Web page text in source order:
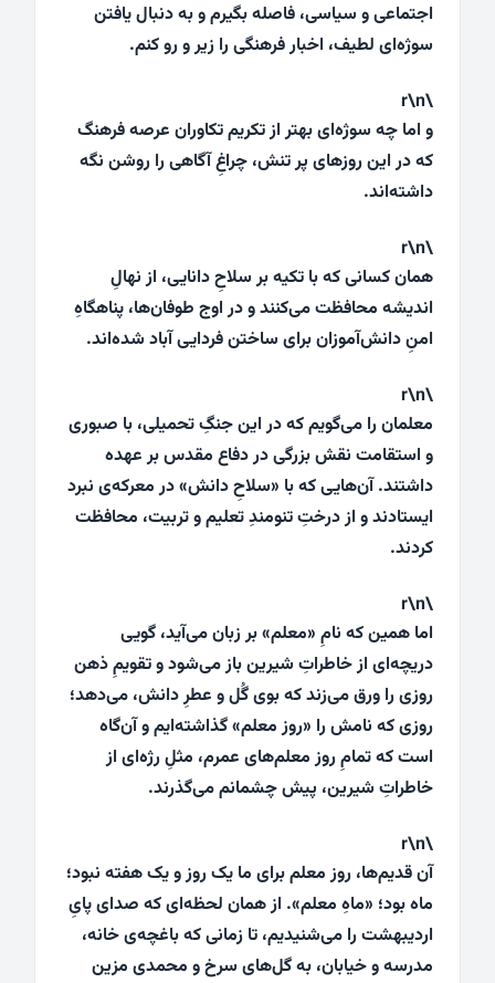
اجتماعی و سیاسی، فاصله بگیرم و به دنبال یافتن
سوژه‌ای لطیف، اخبار فرهنگی را زیر و رو کنم.
\r\n
و اما چه سوژه‌ای بهتر از تکریم تکاوران عرصه فرهنگ
که در این روزهای پر تنش، چراغِ آگاهی را روشن نگه
داشته‌اند.
\r\n
همان کسانی که با تکیه بر سلاحِ دانایی، از نهالِ
اندیشه محافظت می‌کنند و در اوج طوفان‌ها، پناهگاهِ
امنِ دانش‌آموزان برای ساختن فردایی آباد شده‌اند.
\r\n
معلمان را می‌گویم که در این جنگِ تحمیلی، با صبوری
و استقامت نقش بزرگی در دفاع مقدس بر عهده
داشتند. آن‌هایی که با «سلاحِ دانش» در معرکه‌ی نبرد
ایستادند و از درختِ تنومندِ تعلیم و تربیت، محافظت
کردند.
\r\n
اما همین که نامِ «معلم» بر زبان می‌آید، گویی
دریچه‌ای از خاطراتِ شیرین باز می‌شود و تقویمِ ذهن
روزی را ورق می‌زند که بوی گُل و عطرِ دانش، می‌دهد؛
روزی که نامش را «روز معلم» گذاشته‌ایم و آن‌گاه
است که تمامِ روز معلم‌های عمرم، مثلِ رژه‌ای از
خاطراتِ شیرین، پیش چشمانم می‌گذرند.
\r\n
آن قدیم‌ها، روز معلم برای ما یک روز و یک هفته نبود؛
ماه بود؛ «ماهِ معلم». از همان لحظه‌ای که صدای پایِ
اردیبهشت را می‌شنیدیم، تا زمانی که باغچه‌ی خانه،
مدرسه و خیابان، به گل‌های سرخ و محمدی مزین